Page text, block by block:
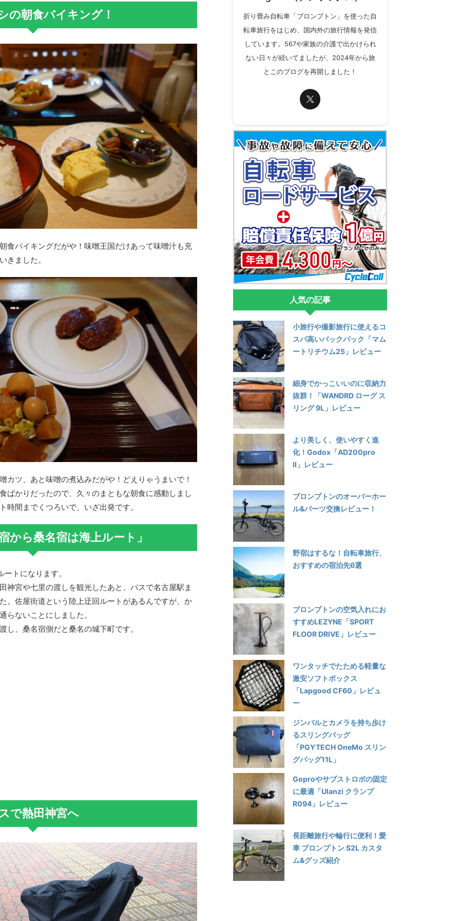
の朝食バイキング！
食バイキングだがや！味噌王国だけあって味噌汁も充
きました。
カツ、あと味噌の煮込みだがや！どえりゃうまいで！
ばかりだったので、久々のまともな朝食に感動しまし
時間までくつろいで、いざ出発です。
から桑名宿は海上ルート」
トになります。
神宮や七里の渡しを観光したあと、バスで名古屋駅ま
。佐屋街道という陸上迂回ルートがあるんですが、か
らないことにしました。
し、桑名宿側だと桑名の城下町です。
で熱田神宮へ
折り畳み自転車「ブロンプトン」を使った自
転車旅行をはじめ、国内外の旅行情報を発信
しています。567や家族の介護で出かけられ
ない日々が続いてましたが、2024年から旅
とこのブログを再開しました！
人気の記事
小旅行や撮影旅行に使えるコ
スパ高いバックパック「マム
ートリチウム25」レビュー
細身でかっこいいのに収納力
抜群！「WANDRD ローグ ス
リング 9L」レビュー
より美しく、使いやすく進
化！Godox「AD200pro
Ⅱ」レビュー
ブロンプトンのオーバーホー
ル&パーツ交換レビュー！
野宿はするな！自転車旅行、
おすすめの宿泊先6選
ブロンプトンの空気入れにお
すすめLEZYNE「SPORT
FLOOR DRIVE」レビュー
ワンタッチでたためる軽量な
激安ソフトボックス
「Lapgood CF60」レビュ
ー
ジンバルとカメラを持ち歩け
るスリングバッグ
「PGYTECH OneMo スリン
グバッグ11L」
Goproやサブストロボの固定
に最適「Ulanzi クランプ
R094」レビュー
長距離旅行や輪行に便利！愛
車 ブロンプトン S2L カスタ
ム&グッズ紹介